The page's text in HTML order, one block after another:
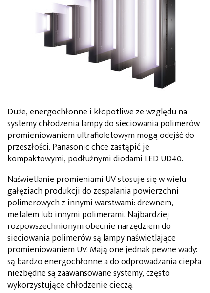
Duże, energochłonne i kłopotliwe ze względu na
systemy chłodzenia lampy do sieciowania polimerów
promieniowaniem ultrafioletowym mogą odejść do
przeszłości. Panasonic chce zastąpić je
kompaktowymi, podłużnymi diodami LED UD40.
Naświetlanie promieniami UV stosuje się w wielu
gałęziach produkcji do zespalania powierzchni
polimerowych z innymi warstwami: drewnem,
metalem lub innymi polimerami. Najbardziej
rozpowszechnionym obecnie narzędziem do
sieciowania polimerów są lampy naświetlające
promieniowaniem UV. Mają one jednak pewne wady:
są bardzo energochłonne a do odprowadzania ciepła
niezbędne są zaawansowane systemy, często
wykorzystujące chłodzenie cieczą.